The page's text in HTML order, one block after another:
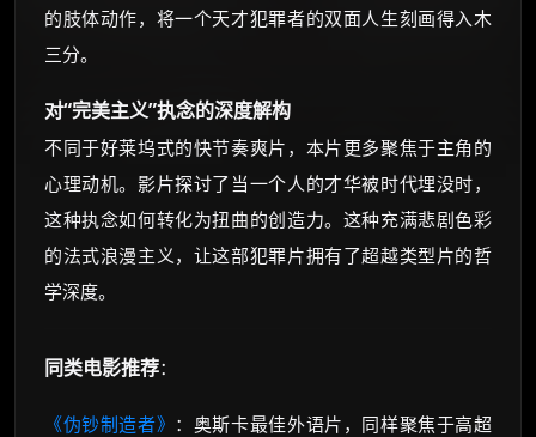
的肢体动作，将一个天才犯罪者的双面人生刻画得入木
三分。
对“完美主义”执念的深度解构
不同于好莱坞式的快节奏爽片，本片更多聚焦于主角的
心理动机。影片探讨了当一个人的才华被时代埋没时，
这种执念如何转化为扭曲的创造力。这种充满悲剧色彩
的法式浪漫主义，让这部犯罪片拥有了超越类型片的哲
学深度。
同类电影推荐：
《伪钞制造者》 ：奥斯卡最佳外语片，同样聚焦于高超